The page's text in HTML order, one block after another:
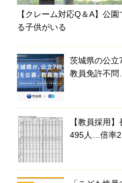
【クレーム対応Q＆A】公
る子供がいる
茨城県の公立
教員免許不
【教員採用
495人…倍率